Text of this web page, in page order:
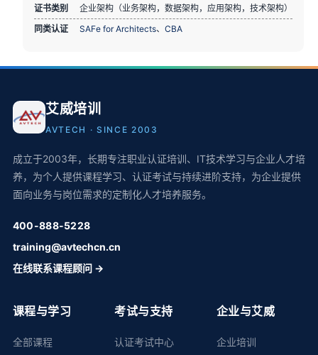
证书类别
企业架构（业务架构，数据架构，应用架构，技术架构）
同类认证
SAFe for Architects、CBA
艾威培训
AVTECH · SINCE 2003
成立于2003年，长期专注职业认证培训、IT技术学习与企业人才培
养，为个人提供课程学习、认证考试与持续进阶支持，为企业提供
面向业务与岗位需求的定制化人才培养服务。
400-888-5228
training@avtechcn.cn
在线联系课程顾问 →
课程与学习
全部课程
考试与支持
认证考试中心
企业与艾威
企业培训